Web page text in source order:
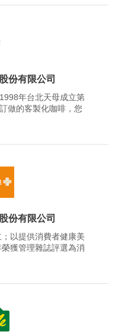
份有限公司
年台北天母成立第
做的客製化咖啡，您
份有限公司
以提供消費者健康美
獲管理雜誌評選為消